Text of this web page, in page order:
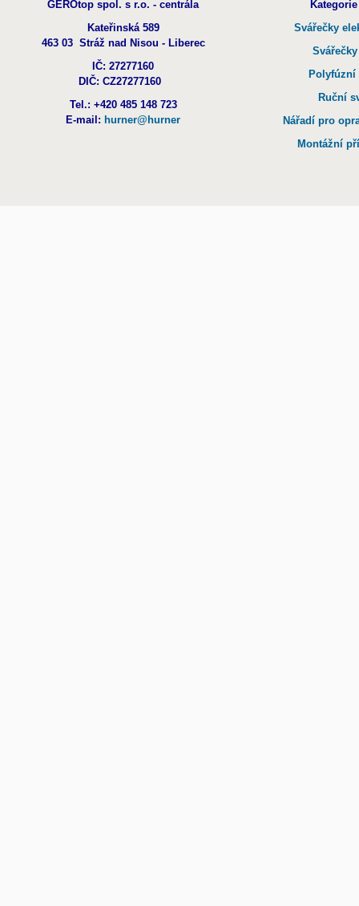
GEROtop spol. s r.o. - centrála
Kateřinská 589
463 03 Stráž nad Nisou - Liberec
IČ: 27277160
DIČ: CZ27277160
Tel.: +420 485 148 723
E-mail: hurner@hurner
Svářečky
Polyfúzní
Ruční
Nářadí pro
Montážní